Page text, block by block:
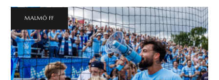
MALMÖ FF